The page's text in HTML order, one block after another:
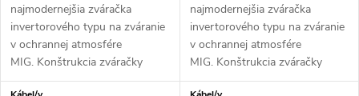
najmodernejšia zváračka
invertorového typu na zváranie
v ochrannej atmosfére
MIG. Konštrukcia zváračky
zaručuje vysokú spoľahlivosť...
najmodernejšia zváračka
invertorového typu na zváranie
v ochrannej atmosfére
MIG. Konštrukcia zváračky
zaručuje vysokú spoľahlivosť...